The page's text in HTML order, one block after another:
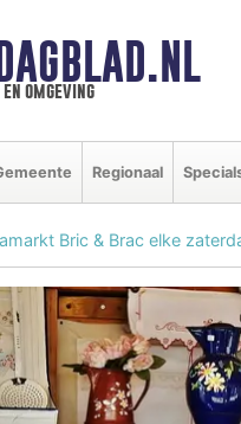
omgeving
Regionaal
Bric & Brac elke